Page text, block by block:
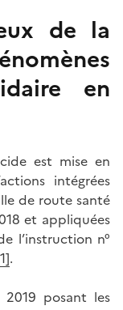
de la
en
est mise en
intégrées
de route santé
et appliquées
l’instruction n°
.
posant les